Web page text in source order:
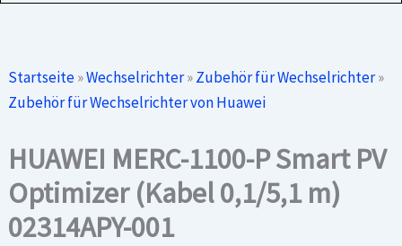
Startseite»Wechselrichter»Zubehör für Wechselrichter»
Zubehör für Wechselrichter von Huawei
HUAWEI MERC-1100-P Smart PV
Optimizer (Kabel 0,1/5,1 m)
02314APY-001